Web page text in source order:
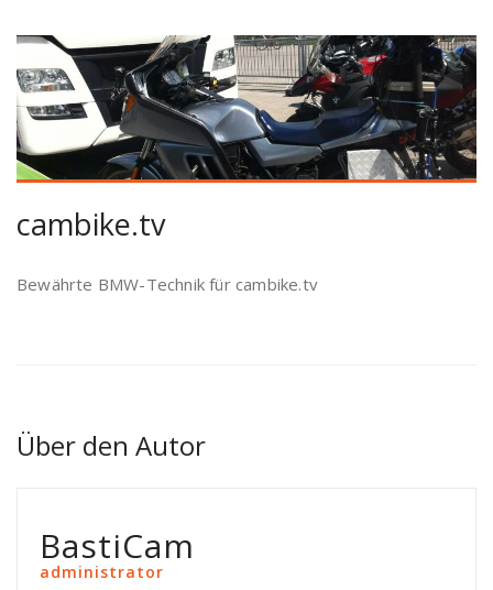
cambike.tv
Bewährte BMW-Technik für cambike.tv
Über den Autor
BastiCam
administrator